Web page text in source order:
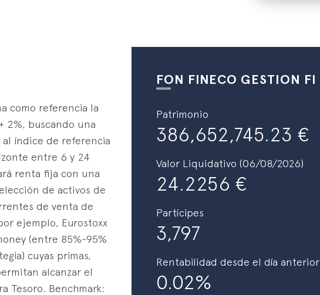
como referencia la
2%, buscando una
índice de referencia
entre 6 y 24
renta fija con una
de activos de
de venta de
ejemplo, Eurostoxx
(entre 85%-95%
cuyas primas,
alcanzar el
Tesoro. Benchmark:
FON FINECO GESTION FI
Patrimonio
386,652,745.23
Valor Liquidativo (06/08/2026)
24.2256
Partícipes
3,797
Rentabilidad desde el día anterior
0.02%